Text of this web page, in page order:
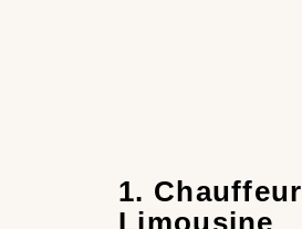
1.
Limousine